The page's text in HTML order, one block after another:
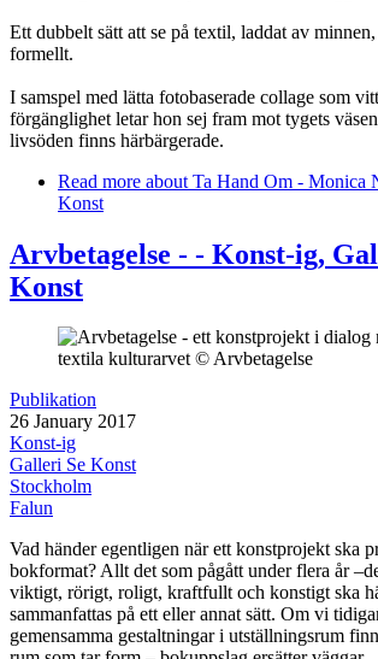
Ett dubbelt sätt att se på textil, laddat av
formellt.
I samspel med lätta fotobaserade collage som
förgänglighet letar hon sej fram mot tygets
livsöden finns härbärgerade.
Read more about Ta Hand Om - Monica
Konst
Arvbetagelse - - Konst-ig,
Konst
Publikation
26 January 2017
Konst-ig
Galleri Se Konst
Stockholm
Falun
Vad händer egentligen när ett konstprojekt ska
bokformat? Allt det som pågått under flera år
viktigt, rörigt, roligt, kraftfullt och konstigt ska
sammanfattas på ett eller annat sätt. Om vi
gemensamma gestaltningar i utställningsrum